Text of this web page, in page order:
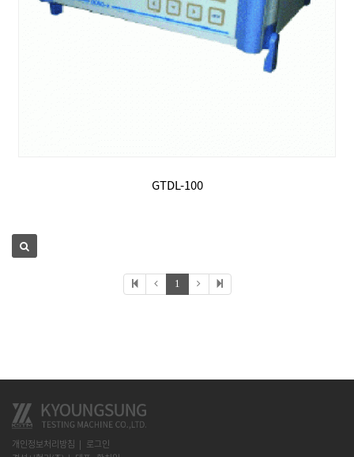
GTDL-100
1
개인정보처리방침
로그인